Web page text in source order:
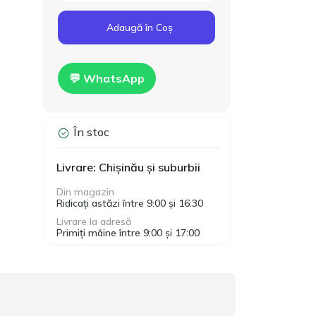
Cod produs:
Gips-carton Knauf
1200x2500x12.5mm
160.00
MDL
Adaugă în Coș
💬 WhatsApp
În stoc
Livrare: Chișinău și suburbii
Din magazin
Ridicați astăzi între 9:00 și 16:30
Livrare la adresă
Primiți mâine între 9:00 și 17:00